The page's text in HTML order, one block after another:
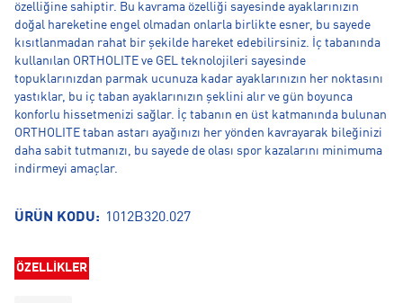
özelliğine sahiptir. Bu kavrama özelliği sayesinde ayaklarınızın
doğal hareketine engel olmadan onlarla birlikte esner, bu sayede
kısıtlanmadan rahat bir şekilde hareket edebilirsiniz. İç tabanında
kullanılan ORTHOLITE ve GEL teknolojileri sayesinde
topuklarınızdan parmak ucunuza kadar ayaklarınızın her noktasını
yastıklar, bu iç taban ayaklarınızın şeklini alır ve gün boyunca
konforlu hissetmenizi sağlar. İç tabanın en üst katmanında bulunan
ORTHOLITE taban astarı ayağınızı her yönden kavrayarak bileğinizi
daha sabit tutmanızı, bu sayede de olası spor kazalarını minimuma
indirmeyi amaçlar.
ÜRÜN KODU: 1012B320.027
ÖZELLİKLER